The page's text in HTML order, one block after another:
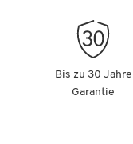
Bis zu 30 Jahre
Garantie